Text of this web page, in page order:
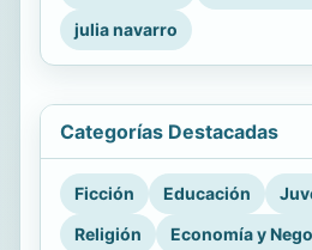
julia navarro
Categorías Destacadas
Ficción Educación
Religión
Economía y